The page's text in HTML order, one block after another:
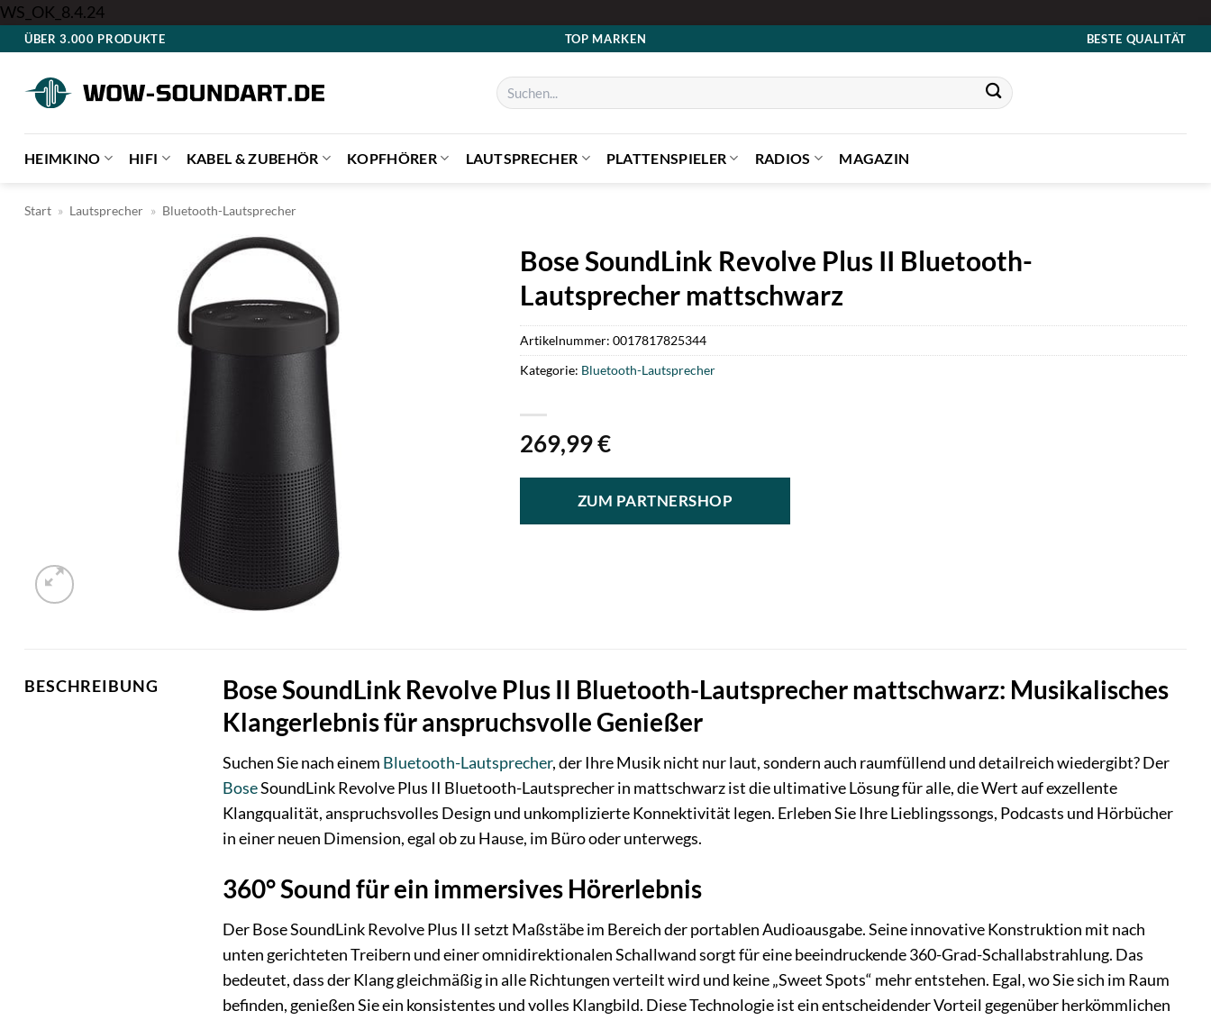
WS_OK_8.4.24Zum
Inhalt
ÜBER 3.000 PRODUKTE TOP MARKEN BESTE QUALITÄT
Suchen
nach:
HEIMKINO HIFI KABEL & ZUBEHÖR KOPFHÖRER LAUTSPRECHER PLATTENSPIELER RADIOS MAGAZIN
Start » Lautsprecher » Bluetooth-Lautsprecher
Bose SoundLink Revolve Plus II Bluetooth-
Lautsprecher mattschwarz
269,99€
ZUM PARTNERSHOP
Artikelnummer: 0017817825344
Kategorie: Bluetooth-Lautsprecher
BESCHREIBUNG
Bose SoundLink Revolve Plus II Bluetooth-Lautsprecher mattschwarz: Musikalisches
Klangerlebnis für anspruchsvolle Genießer
Suchen Sie nach einem Bluetooth-Lautsprecher, der Ihre Musik nicht nur laut, sondern auch raumfüllend und detailreich wiedergibt? Der
BoseSoundLink Revolve Plus II Bluetooth-Lautsprecher in mattschwarz ist die ultimative Lösung für alle, die Wert auf exzellente
Klangqualität, anspruchsvolles Design und unkomplizierte Konnektivität legen. Erleben Sie Ihre Lieblingssongs, Podcasts und Hörbücher
in einer neuen Dimension, egal ob zu Hause, im Büro oder unterwegs.
360° Sound für ein immersives Hörerlebnis
Der Bose SoundLink Revolve Plus II setzt Maßstäbe im Bereich der portablen Audioausgabe. Seine innovative Konstruktion mit nach
unten gerichteten Treibern und einer omnidirektionalen Schallwand sorgt für eine beeindruckende 360-Grad-Schallabstrahlung. Das
bedeutet, dass der Klang gleichmäßig in alle Richtungen verteilt wird und keine „Sweet Spots“ mehr entstehen. Egal, wo Sie sich im Raum
befinden, genießen Sie ein konsistentes und volles Klangbild. Diese Technologie ist ein entscheidender Vorteil gegenüber herkömmlichen